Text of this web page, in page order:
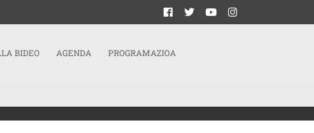
BIDEO AGENDA PROGRAMAZIOA